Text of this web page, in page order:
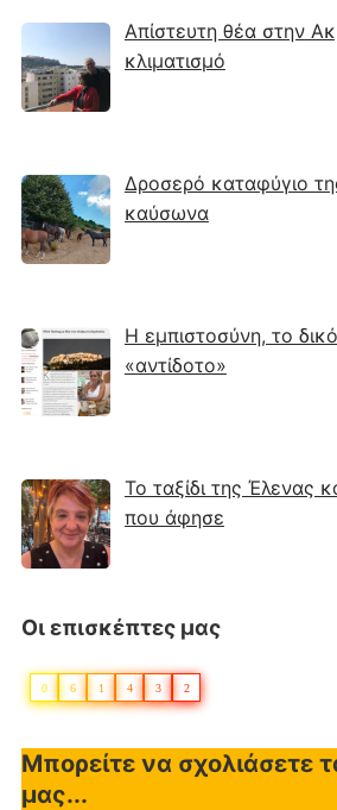
Απίστευτη θέα στην
κλιματισμό
Δροσερό καταφύγιο
καύσωνα
Η εμπιστοσύνη, το
«αντίδοτο»
Το ταξίδι της Έλενας
που άφησε
Οι επισκέπτες μας
0 6 1 4 3 2
Μπορείτε να σχολιάσετε
μας...